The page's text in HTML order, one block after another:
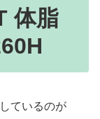
体脂
ているのが